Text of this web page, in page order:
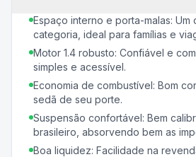
Espaço interno e porta-malas: Um
categoria, ideal para famílias e
Motor 1.4 robusto: Confiável e
simples e acessível.
Economia de combustível: Bom
sedã de seu porte.
Suspensão confortável: Bem
brasileiro, absorvendo bem as
Boa liquidez: Facilidade na